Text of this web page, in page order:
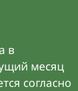
в
месяц
согласно